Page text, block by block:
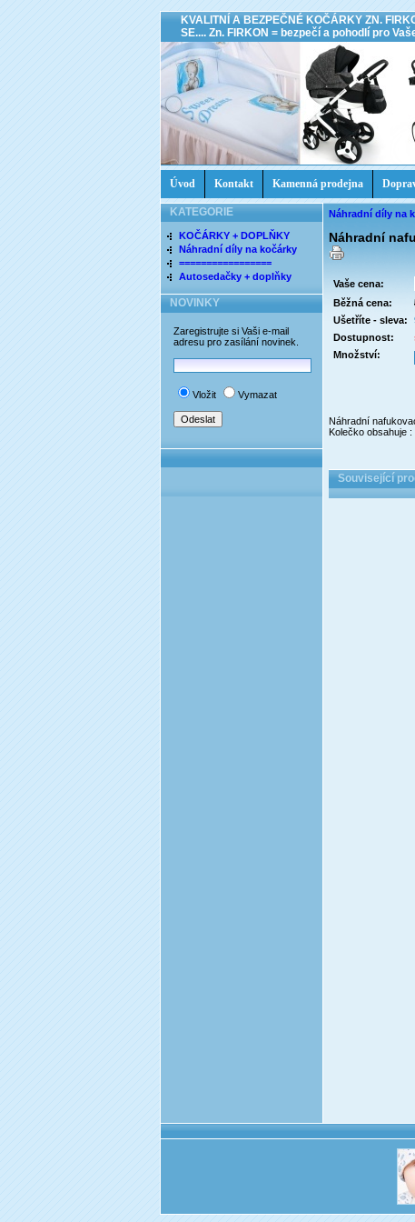
KVALITNÍ A BEZPEČNÉ KOČÁRKY ZN.
SE.... Zn. FIRKON = bezpečí a pohodlí pro
Úvod Kontakt Kamenná prodejna
KATEGORIE
KOČÁRKY + DOPLŇKY
Náhradní díly na kočárky
=================
Autosedačky + doplňky
NOVINKY
Zaregistrujte si Vaši e-mail
adresu pro zasílání novinek.
Vložit Vymazat
Náhradní díly na
Náhradní
Vaše cena:
Běžná cena:
Ušetříte - sleva:
Dostupnost:
Množství:
Náhradní
Kolečko obsahuje
Související